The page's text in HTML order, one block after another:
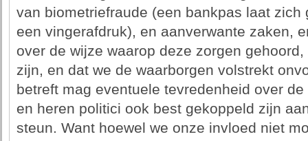
van biometriefraude (een bankpas laat
een vingerafdruk), en aanverwante zaken,
over de wijze waarop deze zorgen
zijn, en dat we de waarborgen volstrekt
betreft mag eventuele tevredenheid over
en heren politici ook best gekoppeld zijn
steun. Want hoewel we onze invloed niet